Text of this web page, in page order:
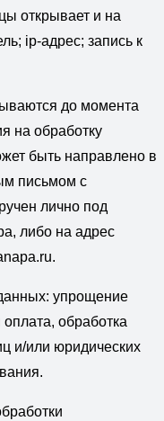
открывает и на
ip-адрес; запись к
до момента
на обработку
быть направлено в
письмом с
лично под
либо на адрес
упрощение
обработка
и/или юридических